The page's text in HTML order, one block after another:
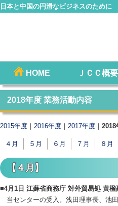
日本と中国の円滑なビジネスのために
メインメニュー
テ
ツ
移
動
HOME ＪＣＣ概要
2018年度 業務活動内容
2015年度 ｜ 2016年度 ｜ 2017年度 ｜ 2018
４月 ５月 ６月 ７月 ８月
【４月】
■4月1日 江蘇省商務庁 対外貿易処 黄
当センターの受入。浅田理事長、池